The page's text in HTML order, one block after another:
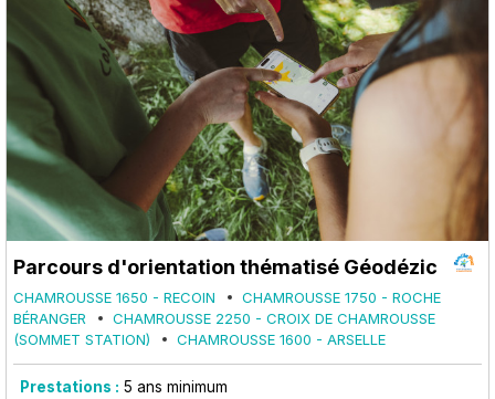
Parcours d'orientation thématisé Géodézic
CHAMROUSSE 1650 - RECOIN
CHAMROUSSE 1750 - ROCHE
BÉRANGER
CHAMROUSSE 2250 - CROIX DE CHAMROUSSE
(SOMMET STATION)
CHAMROUSSE 1600 - ARSELLE
Prestations : 5 ans minimum